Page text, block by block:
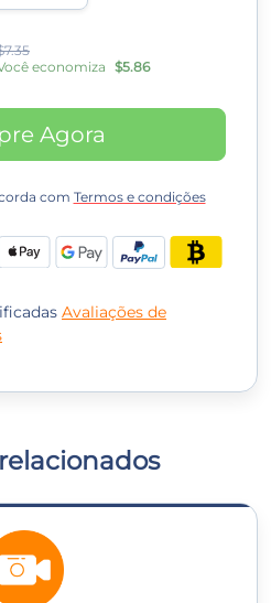
economiza $5.86
Agora
com Termos e condições
Avaliações de